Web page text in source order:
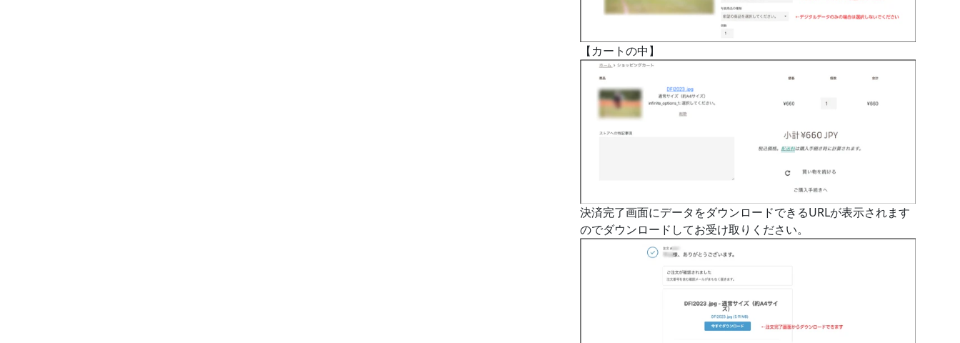
【カートの中】
決済完了画面にデータをダウンロードできるURLが表示されます
のでダウンロードしてお受け取りください。